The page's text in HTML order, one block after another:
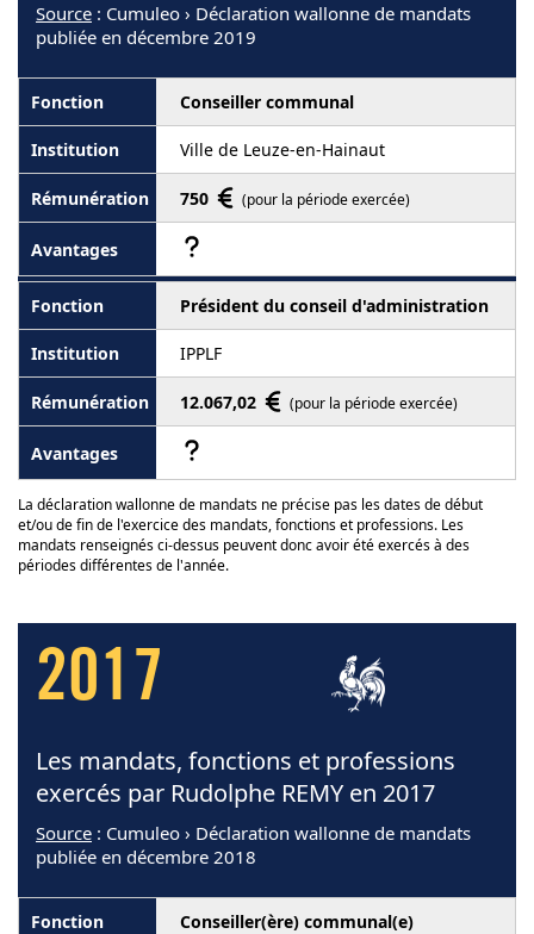
Source : Cumuleo › Déclaration wallonne de mandats
publiée en décembre 2019
Conseiller communal
Ville de Leuze-en-Hainaut
750 (pour la période exercée)
Président du conseil d'administration
IPPLF
12.067,02 (pour la période exercée)
La déclaration wallonne de mandats ne précise pas les dates de début
et/ou de fin de l'exercice des mandats, fonctions et professions. Les
mandats renseignés ci-dessus peuvent donc avoir été exercés à des
périodes différentes de l'année.
2017
Les mandats, fonctions et professions
exercés par Rudolphe REMY en 2017
Source : Cumuleo › Déclaration wallonne de mandats
publiée en décembre 2018
Conseiller(ère) communal(e)